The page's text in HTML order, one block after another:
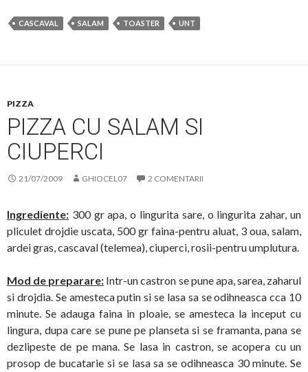
CASCAVAL SALAM TOASTER UNT
PIZZA
PIZZA CU SALAM SI
CIUPERCI
21/07/2009 GHIOCEL07 2 COMENTARII
Ingrediente: 300 gr apa, o lingurita sare, o lingurita zahar, un
pliculet drojdie uscata, 500 gr faina-pentru aluat, 3 oua, salam,
ardei gras, cascaval (telemea), ciuperci, rosii-pentru umplutura.
Mod de preparare: Intr-un castron se pune apa, sarea, zaharul
si drojdia. Se amesteca putin si se lasa sa se odihneasca cca 10
minute. Se adauga faina in ploaie, se amesteca la inceput cu
lingura, dupa care se pune pe planseta si se framanta, pana se
dezlipeste de pe mana. Se lasa in castron, se acopera cu un
prosop de bucatarie si se lasa sa se odihneasca 30 minute. Se